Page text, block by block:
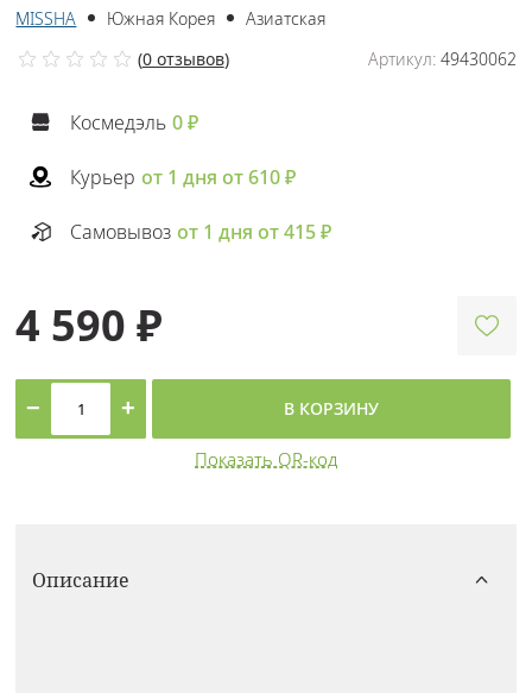
MISSHA Южная Корея
Азиатская
Артикул:49430062
(0 отзывов)
Космедэль 0 ₽
Курьер от 1 дня от 610 ₽
Самовывоз от 1 дня от 415 ₽
4 590 ₽
− + В КОРЗИНУ
Показать QR-код
Описание